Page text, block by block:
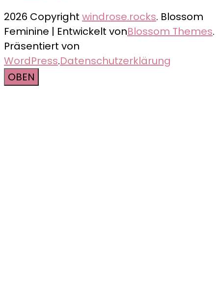
2026 Copyright windrose.rocks. Blossom
Feminine | Entwickelt vonBlossom Themes.
Präsentiert von
WordPress.Datenschutzerklärung
OBEN